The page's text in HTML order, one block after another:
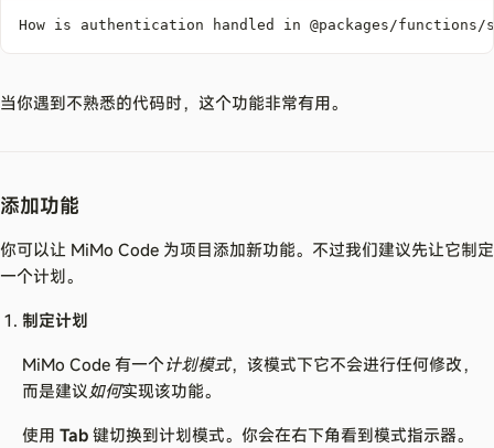
How is authentication handled in @packages/
当你遇到不熟悉的代码时，这个功能非常有用。
添加功能
你可以让 MiMo Code 为项目添加新功能。不过我们建议先让它制定
一个计划。
制定计划
MiMo Code 有一个计划模式，该模式下它不会进行任何修改，
而是建议如何实现该功能。
使用 Tab 键切换到计划模式。你会在右下角看到模式指示器。